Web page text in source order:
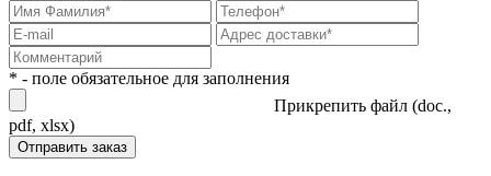
* - поле обязательное для заполнения
Прикрепить файл (doc.,
pdf, xlsx)